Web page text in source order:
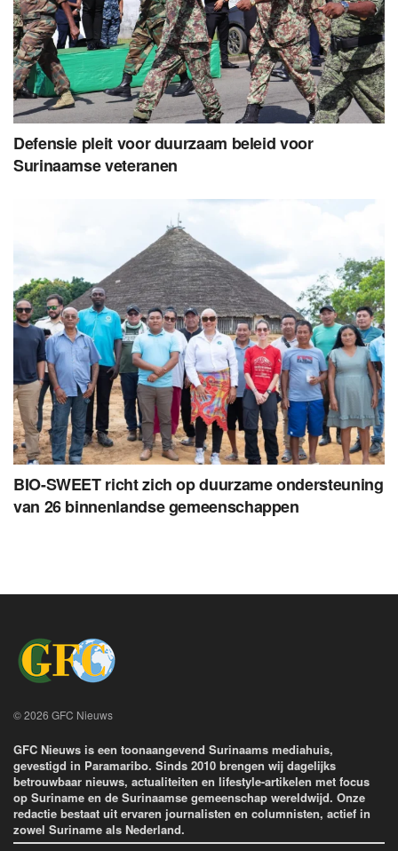
Defensie pleit voor duurzaam beleid voor
Surinaamse veteranen
BIO-SWEET richt zich op duurzame ondersteuning
van 26 binnenlandse gemeenschappen
© 2026 GFC Nieuws
GFC Nieuws is een toonaangevend Surinaams mediahuis,
gevestigd in Paramaribo. Sinds 2010 brengen wij dagelijks
betrouwbaar nieuws, actualiteiten en lifestyle-artikelen met focus
op Suriname en de Surinaamse gemeenschap wereldwijd. Onze
redactie bestaat uit ervaren journalisten en columnisten, actief in
zowel Suriname als Nederland.